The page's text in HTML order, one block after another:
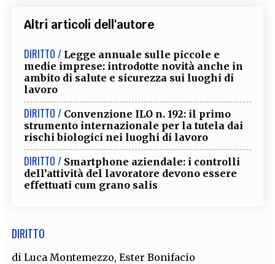
Altri articoli dell'autore
DIRITTO / Legge annuale sulle piccole e
medie imprese: introdotte novità anche in
ambito di salute e sicurezza sui luoghi di
lavoro
DIRITTO / Convenzione ILO n. 192: il primo
strumento internazionale per la tutela dai
rischi biologici nei luoghi di lavoro
DIRITTO / Smartphone aziendale: i controlli
dell’attività del lavoratore devono essere
effettuati cum grano salis
DIRITTO
diLuca Montemezzo,Ester Bonifacio